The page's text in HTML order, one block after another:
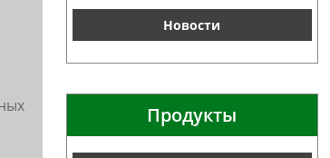
Новости
Продукты